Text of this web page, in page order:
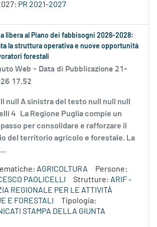
PR 2021-2027
libera al Piano dei fabbisogni 2026-2028:
la struttura operativa e nuove opportunità
forestali
Web - Data di Pubblicazione 21-
17.52
null A sinistra del testo null null null
4 La Regione Puglia compie un
per consolidare e rafforzare il
del territorio agricolo e forestale. La
AGRICOLTURA
Persone:
PAOLICELLI
Strutture: ARIF -
REGIONALE PER LE ATTIVITÀ
E FORESTALI
Tipologia:
STAMPA DELLA GIUNTA